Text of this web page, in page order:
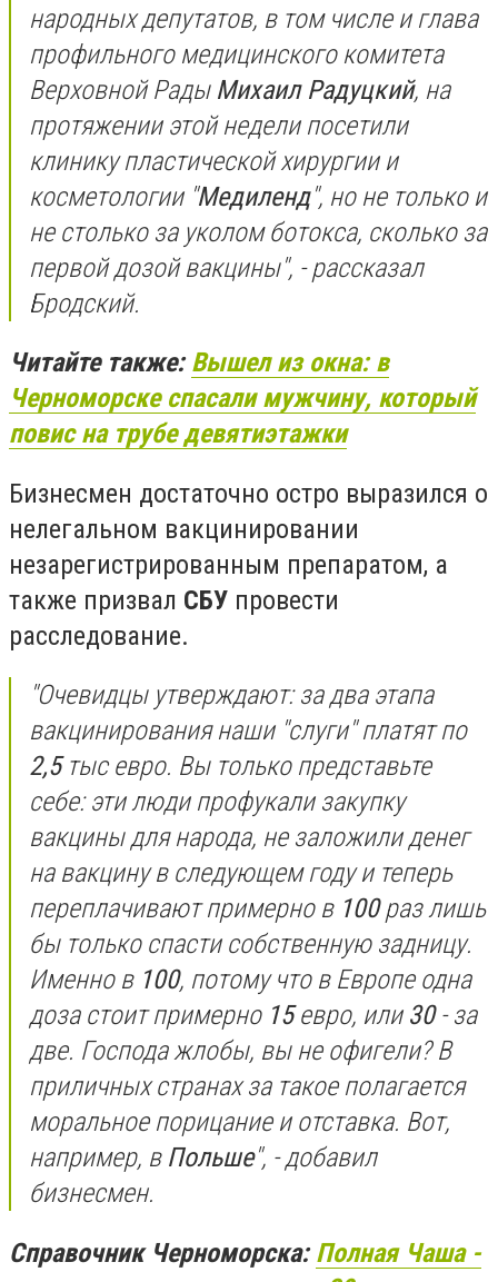
народных депутатов, в том числе и глава
профильного медицинского комитета
Верховной Рады Михаил Радуцкий, на
протяжении этой недели посетили
клинику пластической хирургии и
косметологии "Медиленд", но не только и
не столько за уколом ботокса, сколько за
первой дозой вакцины", - рассказал
Бродский.
Читайте также:Вышел из окна: в
Черноморске спасали мужчину, который
повис на трубе девятиэтажки
Бизнесмен достаточно остро выразился о
нелегальном вакцинировании
незарегистрированным препаратом, а
также призвал СБУ провести
расследование.
"Очевидцы утверждают: за два этапа
вакцинирования наши "слуги" платят по
2,5тыс евро. Вы только представьте
себе: эти люди профукали закупку
вакцины для народа, не заложили денег
на вакцину в следующем году и теперь
переплачивают примерно в 100раз лишь
бы только спасти собственную задницу.
Именно в 100, потому что в Европе одна
доза стоит примерно 15евро, или 30- за
две. Господа жлобы, вы не офигели? В
приличных странах за такое полагается
моральное порицание и отставка. Вот,
например, в Польше", - добавил
бизнесмен.
Справочник Черноморска:Полная Чаша -